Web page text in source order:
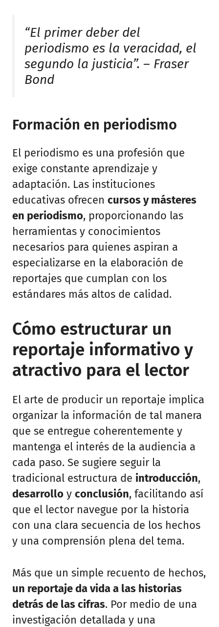
“El primer deber del
periodismo es la veracidad, el
segundo la justicia”. – Fraser
Bond
Formación en periodismo
El periodismo es una profesión que
exige constante aprendizaje y
adaptación. Las instituciones
educativas ofrecen cursos y másteres
en periodismo, proporcionando las
herramientas y conocimientos
necesarios para quienes aspiran a
especializarse en la elaboración de
reportajes que cumplan con los
estándares más altos de calidad.
Cómo estructurar un
reportaje informativo y
atractivo para el lector
El arte de producir un reportaje implica
organizar la información de tal manera
que se entregue coherentemente y
mantenga el interés de la audiencia a
cada paso. Se sugiere seguir la
tradicional estructura de introducción,
desarrollo y conclusión, facilitando así
que el lector navegue por la historia
con una clara secuencia de los hechos
y una comprensión plena del tema.
Más que un simple recuento de hechos,
un reportaje da vida a las historias
detrás de las cifras. Por medio de una
investigación detallada y una